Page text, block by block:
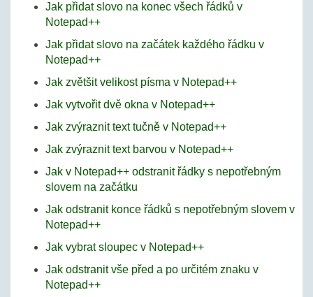
Jak přidat slovo na konec všech řádků v
Notepad++
Jak přidat slovo na začátek každého řádku v
Notepad++
Jak zvětšit velikost písma v Notepad++
Jak vytvořit dvě okna v Notepad++
Jak zvýraznit text tučně v Notepad++
Jak zvýraznit text barvou v Notepad++
Jak v Notepad++ odstranit řádky s nepotřebným
slovem na začátku
Jak odstranit konce řádků s nepotřebným slovem v
Notepad++
Jak vybrat sloupec v Notepad++
Jak odstranit vše před a po určitém znaku v
Notepad++